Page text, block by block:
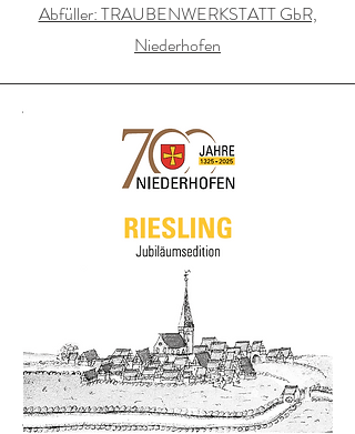
Abfüller: TRAUBENWERKSTATT GbR,
Niederhofen